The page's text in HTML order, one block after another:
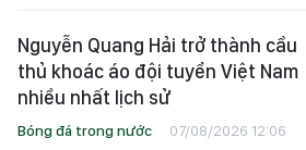
Nguyễn Quang Hải trở thành cầu
thủ khoác áo đội tuyển Việt Nam
nhiều nhất lịch sử
Bóng đá trong nước 07/08/2026 12:06